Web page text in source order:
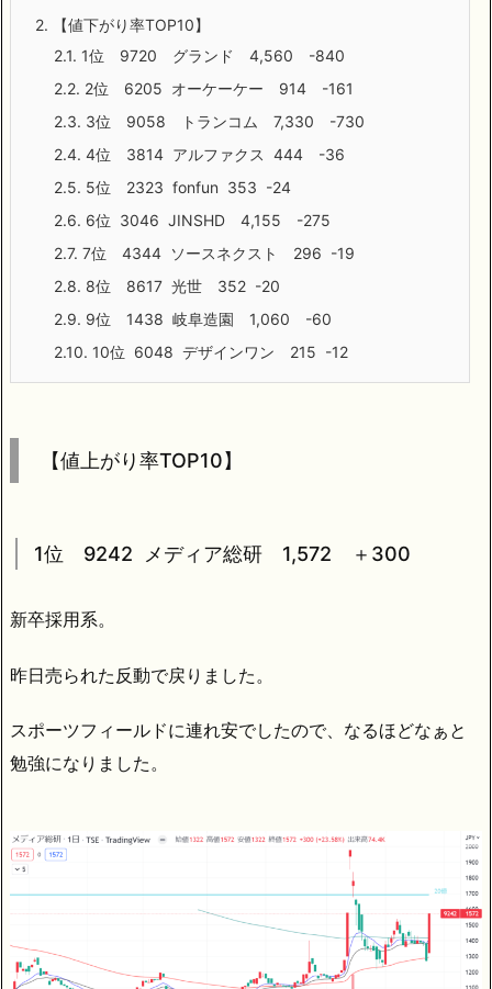
2. 【値下がり率TOP10】
2.1. 1位 9720 グランド 4,560 -840
2.2. 2位 6205 オーケーケー 914 -161
2.3. 3位 9058 トランコム 7,330 -730
2.4. 4位 3814 アルファクス 444 -36
2.5. 5位 2323 fonfun 353 -24
2.6. 6位 3046 JINSHD 4,155 -275
2.7. 7位 4344 ソースネクスト 296 -19
2.8. 8位 8617 光世 352 -20
2.9. 9位 1438 岐阜造園 1,060 -60
2.10. 10位 6048 デザインワン 215 -12
【値上がり率TOP10】
1位 9242 メディア総研 1,572 ＋300
新卒採用系。
昨日売られた反動で戻りました。
スポーツフィールドに連れ安でしたので、なるほどなぁと
勉強になりました。